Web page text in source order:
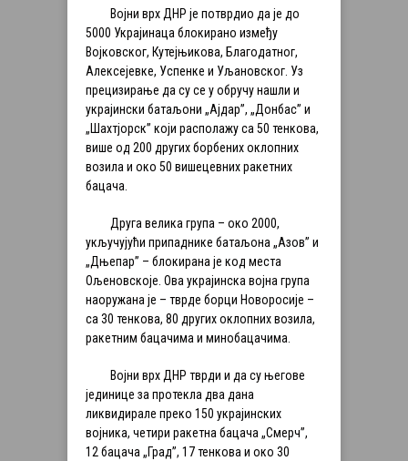
Војни врх ДНР је потврдио да је до
5000 Украјинаца блокирано између
Војковског, Кутејњикова, Благодатног,
Алексејевке, Успенке и Уљановског. Уз
прецизирање да су се у обручу нашли и
украјински батаљони „Ајдар”, „Донбас” и
„Шахтјорск” који располажу са 50 тенкова,
више од 200 других борбених оклопних
возила и око 50 вишецевних ракетних
бацача.
Друга велика група – око 2000,
укључујући припаднике батаљона „Азов” и
„Дњепар” – блокирана је код места
Ољеновскоје. Ова украјинска војна група
наоружана је – тврде борци Новоросије –
са 30 тенкова, 80 других оклопних возила,
ракетним бацачима и минобацачима.
Војни врх ДНР тврди и да су његове
јединице за протекла два дана
ликвидирале преко 150 украјинских
војника, четири ракетна бацача „Смерч”,
12 бацача „Град”, 17 тенкова и око 30